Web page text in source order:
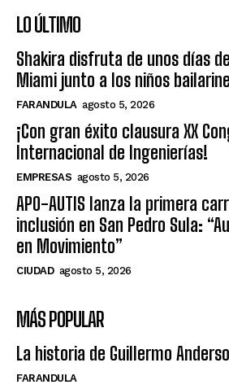
LO ÚLTIMO
Shakira disfruta de unos días
Miami junto a los niños
FARANDULA agosto 5, 2026
¡Con gran éxito clausura XX
Internacional de Ingenierías!
EMPRESAS agosto 5, 2026
APO-AUTIS lanza la primera
inclusión en San Pedro Sula:
en Movimiento”
CIUDAD agosto 5, 2026
MÁS POPULAR
La historia de Guillermo
FARANDULA